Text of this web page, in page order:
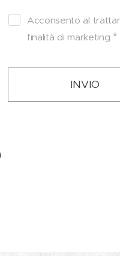
Acconsento al
finalità di marketing
INVIO